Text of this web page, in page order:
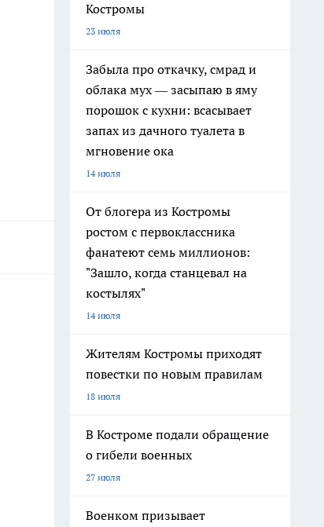
Костромы
23 июля
Забыла про откачку, смрад и
облака мух — засыпаю в яму
порошок с кухни: всасывает
запах из дачного туалета в
мгновение ока
14 июля
От блогера из Костромы
ростом с первоклассника
фанатеют семь миллионов:
"Зашло, когда станцевал на
костылях"
14 июля
Жителям Костромы приходят
повестки по новым правилам
18 июля
В Костроме подали обращение
о гибели военных
27 июля
Военком призывает